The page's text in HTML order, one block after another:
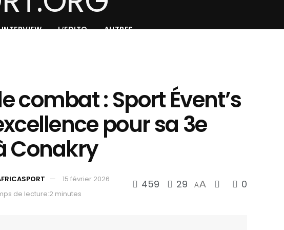
INTERVIEW L’EDITO AUTRES
combat : Sport Évent’s
pour sa 3e
Conakry
15 février 2026
de lecture:2 minutes
459 29 AA 0